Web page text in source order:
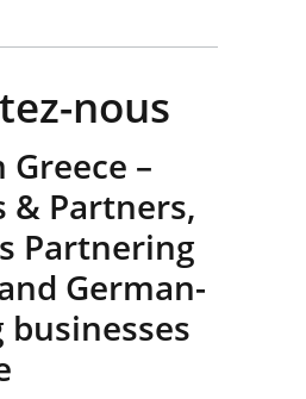
nous
Greece –
& Partners,
Partnering
German-
businesses